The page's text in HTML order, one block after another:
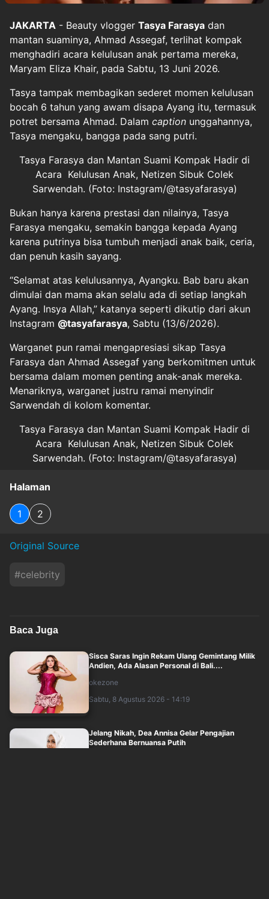
JAKARTA - Beauty vlogger Tasya Farasya dan
mantan suaminya, Ahmad Assegaf, terlihat kompak
menghadiri acara kelulusan anak pertama mereka,
Maryam Eliza Khair, pada Sabtu, 13 Juni 2026.
Tasya tampak membagikan sederet momen kelulusan
bocah 6 tahun yang awam disapa Ayang itu, termasuk
potret bersama Ahmad. Dalam caption unggahannya,
Tasya mengaku, bangga pada sang putri.
Tasya Farasya dan Mantan Suami Kompak Hadir di
Acara Kelulusan Anak, Netizen Sibuk Colek
Sarwendah. (Foto: Instagram/@tasyafarasya)
Bukan hanya karena prestasi dan nilainya, Tasya
Farasya mengaku, semakin bangga kepada Ayang
karena putrinya bisa tumbuh menjadi anak baik, ceria,
dan penuh kasih sayang.
“Selamat atas kelulusannya, Ayangku. Bab baru akan
dimulai dan mama akan selalu ada di setiap langkah
Ayang. Insya Allah,” katanya seperti dikutip dari akun
Instagram @tasyafarasya, Sabtu (13/6/2026).
Warganet pun ramai mengapresiasi sikap Tasya
Farasya dan Ahmad Assegaf yang berkomitmen untuk
bersama dalam momen penting anak-anak mereka.
Menariknya, warganet justru ramai menyindir
Sarwendah di kolom komentar.
Tasya Farasya dan Mantan Suami Kompak Hadir di
Acara Kelulusan Anak, Netizen Sibuk Colek
Sarwendah. (Foto: Instagram/@tasyafarasya)
Halaman
1 2
Original Source
#celebrity
Baca Juga
Sisca Saras Ingin Rekam Ulang Gemintang Milik
Andien, Ada Alasan Personal di Bali....
okezone
Sabtu, 8 Agustus 2026 - 14:19
Jelang Nikah, Dea Annisa Gelar Pengajian
Sederhana Bernuansa Putih